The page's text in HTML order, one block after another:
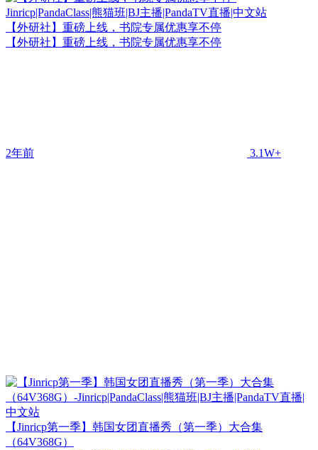
【外研社】重磅上线，书院专属优惠享不停
【外研社】重磅上线，书院专属优惠享不停
2年前 3.1W+
【Jinricp第一季】韩国女团直播秀（第一季）大合集
（64V368G）